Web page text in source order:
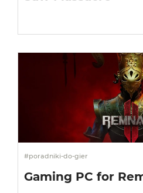
#poradniki-do-gier
Gaming PC for